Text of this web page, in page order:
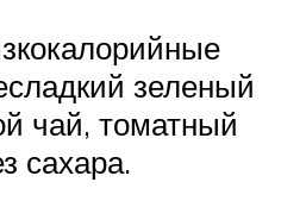
зеленый
чай, томатный
сахара.